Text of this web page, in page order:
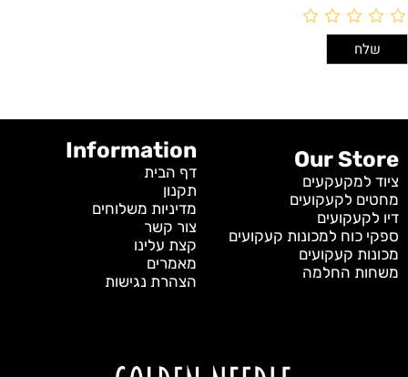
Our Store
ציוד למקעקעים
מחטים לקעקועים
דיו לקעקועים
ספקי כוח למכונות קעקועים
מכונות קעקועים
משחות החלמה
Information
דף הבית
תקנון
מדיניות משלוחים
צור קשר
קצת עלינו
מאמרים
הצהרת נגישות